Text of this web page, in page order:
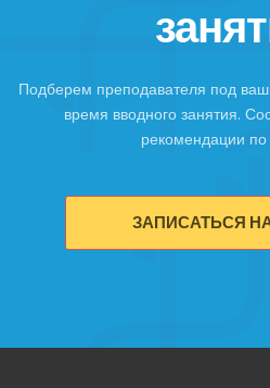
Подберем преподавателя под
время вводного занятия.
рекомендации
ЗАПИСАТЬСЯ